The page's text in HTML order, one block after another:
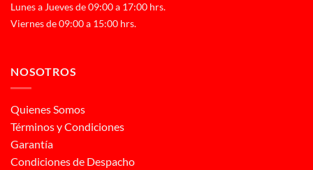
Lunes a Jueves de 09:00 a 17:00 hrs.
Viernes de 09:00 a 15:00 hrs.
NOSOTROS
Quienes Somos
Términos y Condiciones
Garantía
Condiciones de Despacho